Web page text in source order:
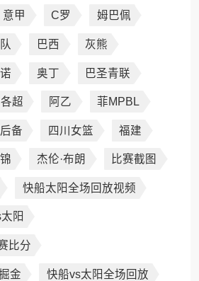
意甲 C罗 姆巴佩
巴西 灰熊
奥丁 巴圣青联
超 阿乙 菲MPBL
备 四川女篮 福建
杰伦·布朗 比赛截图
快船太阳全场回放视频
阳
比分
金 快船vs太阳全场回放